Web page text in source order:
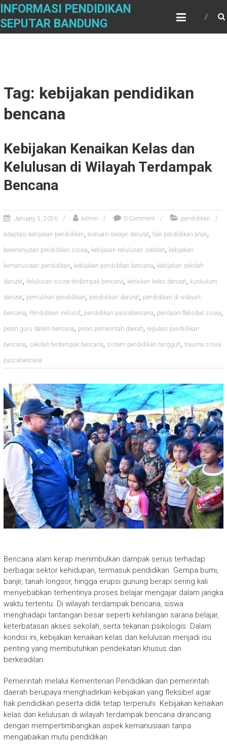
Skip
content
INFORMASI PENDIDIKAN
SEPUTAR BANDUNG
Tag: kebijakan pendidikan
bencana
Kebijakan Kenaikan Kelas dan
Kelulusan di Wilayah Terdampak
Bencana
January 5, 2026 admin 0 Comment pendidikan
adaptasi kebijakan pendidikan, evaluasi belajar darurat, hak pendidikan anak,
keberlanjutan pendidikan siswa, kebijakan kelulusan sekolah, kebijakan
kemanusiaan pendidikan, kebijakan pendidikan bencana, kebijakan sekolah
darurat, kelulusan siswa terdampak bencana, kenaikan kelas darurat, kurikulum
darurat, pemulihan pendidikan, pendidikan darurat, pendidikan di wilayah
bencana, Pendidikan inklusif, pendidikan pascabencana, penilaian fleksibel siswa,
peran guru dalam bencana, peran pemerintah daerah, regulasi pendidikan
bencana, sekolah terdampak bencana, sistem pendidikan tangguh, trauma siswa
pascabencana
Bencana alam kerap menimbulkan dampak serius terhadap
berbagai sektor kehidupan, termasuk pendidikan. Gempa bumi,
banjir, tanah longsor, hingga erupsi gunung berapi sering kali
menyebabkan terhentinya proses belajar mengajar dalam jangka
waktu tertentu. Di wilayah terdampak bencana, siswa
menghadapi tantangan besar seperti kehilangan sarana belajar,
keterbatasan akses sekolah, serta tekanan psikologis. Dalam
kondisi ini, kebijakan kenaikan kelas dan kelulusan menjadi isu
penting yang membutuhkan pendekatan khusus dan
berkeadilan.
Pemerintah melalui Kementerian Pendidikan dan pemerintah
daerah berupaya menghadirkan kebijakan yang fleksibel agar
hak pendidikan peserta didik tetap terpenuhi. Kebijakan kenaikan
kelas dan kelulusan di wilayah terdampak bencana dirancang
dengan mempertimbangkan aspek kemanusiaan tanpa
mengabaikan mutu pendidikan.